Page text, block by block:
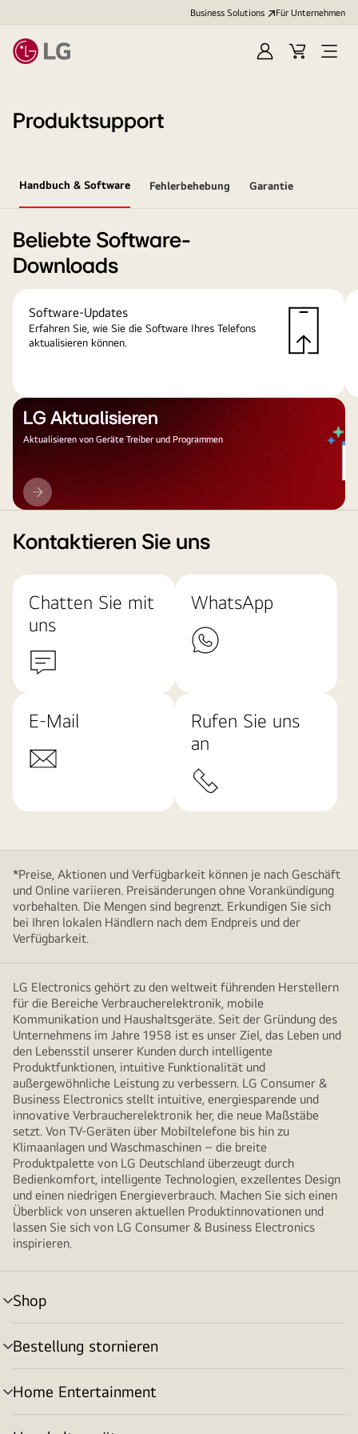
Business Solutions Für Unternehmen
Anmelden
Cart
Open
Produktsupport
Handbuch & Software Fehlerbehebung Garantie
Beliebte Software-
Downloads
Software-Updates
Erfahren Sie, wie Sie die Software Ihres Telefons
aktualisieren können.
LG Aktualisieren
Aktualisieren von Geräte Treiber und Programmen
LG
Aktualisieren
Kontaktieren Sie uns
Chatten Sie mit
uns
WhatsApp
E-Mail
Rufen Sie uns
an
*Preise, Aktionen und Verfügbarkeit können je nach Geschäft
und Online variieren. Preisänderungen ohne Vorankündigung
vorbehalten. Die Mengen sind begrenzt. Erkundigen Sie sich
bei Ihren lokalen Händlern nach dem Endpreis und der
Verfügbarkeit.
LG Electronics gehört zu den weltweit führenden Herstellern
für die Bereiche Verbraucherelektronik, mobile
Kommunikation und Haushaltsgeräte. Seit der Gründung des
Unternehmens im Jahre 1958 ist es unser Ziel, das Leben und
den Lebensstil unserer Kunden durch intelligente
Produktfunktionen, intuitive Funktionalität und
außergewöhnliche Leistung zu verbessern. LG Consumer &
Business Electronics stellt intuitive, energiesparende und
innovative Verbraucherelektronik her, die neue Maßstäbe
setzt. Von TV-Geräten über Mobiltelefone bis hin zu
Klimaanlagen und Waschmaschinen – die breite
Produktpalette von LG Deutschland überzeugt durch
Bedienkomfort, intelligente Technologien, exzellentes Design
und einen niedrigen Energieverbrauch. Machen Sie sich einen
Überblick von unseren aktuellen Produktinnovationen und
lassen Sie sich von LG Consumer & Business Electronics
inspirieren.
Shop
Menü
umschalten
Bestellung stornieren
Menü
umschalten
Home Entertainment
Menü
umschalten